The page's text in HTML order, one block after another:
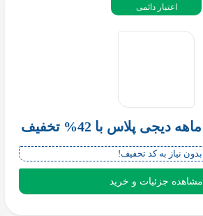
بدون نیاز به کد تخفیف!
مشاهده جزئیات و خرید
اعتبار دائمی